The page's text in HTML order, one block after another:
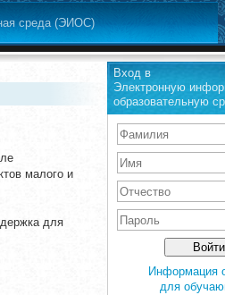
среда (ЭИОС)
малого и
для
Вход в
Электронную
образовательную
Информация
для